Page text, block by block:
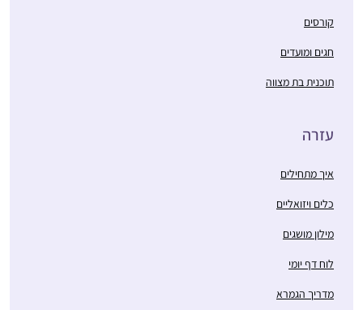
קורסים
חגים ומועדים
תוכנית בת מצווה
עזרה
איך מתחילים
כלים ויזואליים
מילון מושגים
לוח דף יומי
מדריך הגמרא